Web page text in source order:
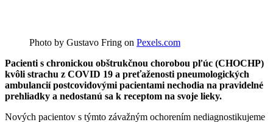
Photo by Gustavo Fring on Pexels.com
Pacienti s chronickou obštrukčnou chorobou pľúc (CHOCHP)
kvôli strachu z COVID 19 a preťaženosti pneumologických
ambulancií postcovidovými pacientami nechodia na pravidelné
prehliadky a nedostanú sa k receptom na svoje lieky.
Nových pacientov s týmto závažným ochorením nediagnostikujeme